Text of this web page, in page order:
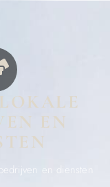
EN
en diensten